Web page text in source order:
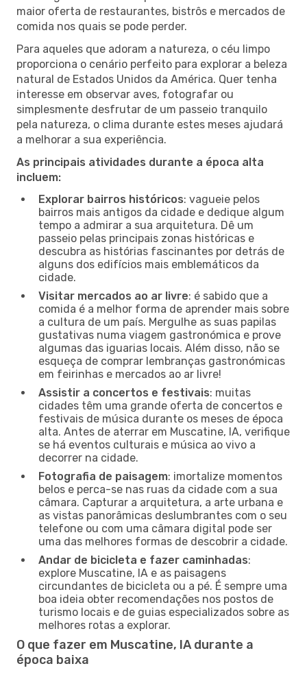
maior oferta de restaurantes, bistrôs e mercados de
comida nos quais se pode perder.
Para aqueles que adoram a natureza, o céu limpo
proporciona o cenário perfeito para explorar a beleza
natural de Estados Unidos da América. Quer tenha
interesse em observar aves, fotografar ou
simplesmente desfrutar de um passeio tranquilo
pela natureza, o clima durante estes meses ajudará
a melhorar a sua experiência.
As principais atividades durante a época alta
incluem:
Explorar bairros históricos: vagueie pelos
bairros mais antigos da cidade e dedique algum
tempo a admirar a sua arquitetura. Dê um
passeio pelas principais zonas históricas e
descubra as histórias fascinantes por detrás de
alguns dos edifícios mais emblemáticos da
cidade.
Visitar mercados ao ar livre: é sabido que a
comida é a melhor forma de aprender mais sobre
a cultura de um país. Mergulhe as suas papilas
gustativas numa viagem gastronómica e prove
algumas das iguarias locais. Além disso, não se
esqueça de comprar lembranças gastronómicas
em feirinhas e mercados ao ar livre!
Assistir a concertos e festivais: muitas
cidades têm uma grande oferta de concertos e
festivais de música durante os meses de época
alta. Antes de aterrar em Muscatine, IA, verifique
se há eventos culturais e música ao vivo a
decorrer na cidade.
Fotografia de paisagem: imortalize momentos
belos e perca-se nas ruas da cidade com a sua
câmara. Capturar a arquitetura, a arte urbana e
as vistas panorâmicas deslumbrantes com o seu
telefone ou com uma câmara digital pode ser
uma das melhores formas de descobrir a cidade.
Andar de bicicleta e fazer caminhadas:
explore Muscatine, IA e as paisagens
circundantes de bicicleta ou a pé. É sempre uma
boa ideia obter recomendações nos postos de
turismo locais e de guias especializados sobre as
melhores rotas a explorar.
O que fazer em Muscatine, IA durante a
época baixa